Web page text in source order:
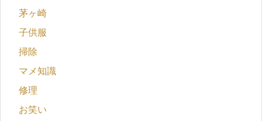
茅ヶ崎
子供服
掃除
マメ知識
修理
お笑い